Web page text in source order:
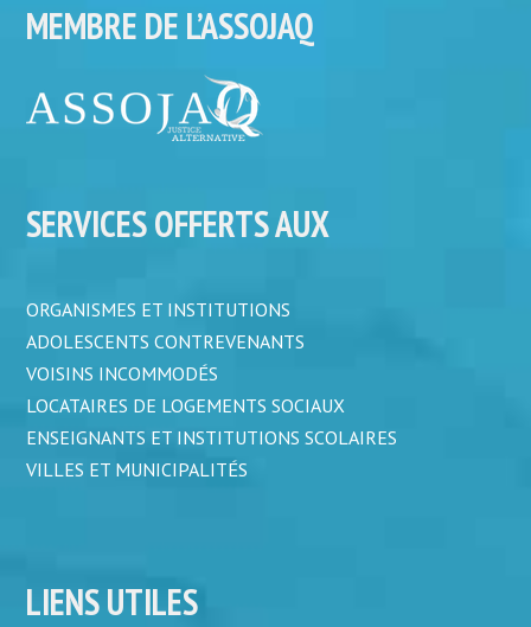
MEMBRE DE L’ASSOJAQ
SERVICES OFFERTS AUX
ORGANISMES ET INSTITUTIONS
ADOLESCENTS CONTREVENANTS
VOISINS INCOMMODÉS
LOCATAIRES DE LOGEMENTS SOCIAUX
ENSEIGNANTS ET INSTITUTIONS SCOLAIRES
VILLES ET MUNICIPALITÉS
LIENS UTILES